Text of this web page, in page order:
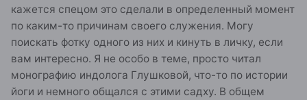
кажется спецом это сделали в определенный момент
по каким-то причинам своего служения. Могу
поискать фотку одного из них и кинуть в личку, если
вам интересно. Я не особо в теме, просто читал
монографию индолога Глушковой, что-то по истории
йоги и немного общался с этими садху. В общем